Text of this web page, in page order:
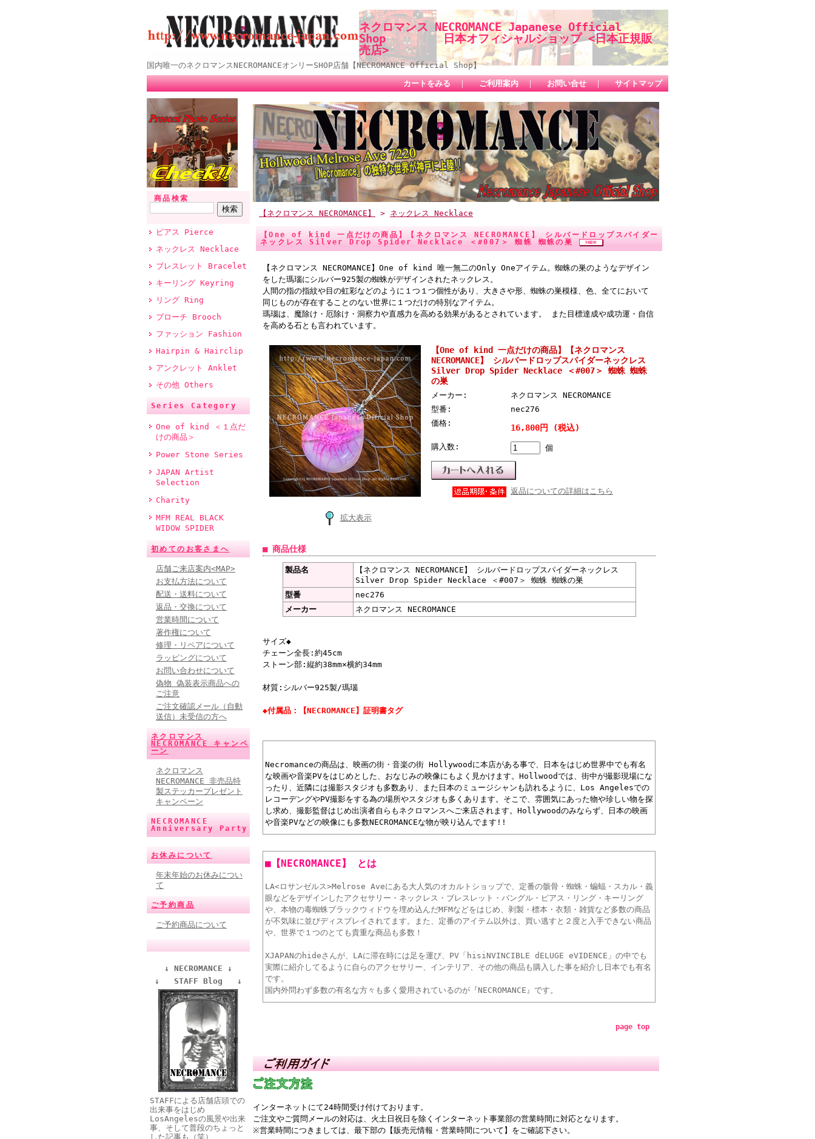
ネクロマンス NECROMANCE Japanese Official
Shop 日本オフィシャルショップ <日本正規販
売店>
国内唯一のネクロマンスNECROMANCEオンリーSHOP店舗【NECROMANCE Official Shop】
カートをみる ｜ ご利用案内 ｜ お問い合せ ｜ サイトマップ
商品検索
ピアス Pierce
ネックレス Necklace
ブレスレット Bracelet
キーリング Keyring
リング Ring
ブローチ Brooch
ファッション Fashion
Hairpin & Hairclip
アンクレット Anklet
その他 Others
Series Category
One of kind ＜１点だ
けの商品＞
Power Stone Series
JAPAN Artist
Selection
Charity
MFM REAL BLACK
WIDOW SPIDER
初めてのお客さまへ
店舗ご来店案内<MAP>
お支払方法について
配送・送料について
返品・交換について
営業時間について
著作権について
修理・リペアについて
ラッピングについて
お問い合わせについて
偽物 偽装表示商品への
ご注意
ご注文確認メール（自動
送信）未受信の方へ
ネクロマンス
NECROMANCE キャンペ
ーン
ネクロマンス
NECROMANCE 非売品特
製ステッカープレゼント
キャンペーン
NECROMANCE
Anniversary Party
お休みについて
年末年始のお休みについ
て
ご予約商品
ご予約商品について
↓ NECROMANCE ↓
↓ STAFF Blog ↓
STAFFによる店舗店頭での
出来事をはじめ
LosAngelesの風景や出来
事、そして普段のちょっと
した記事も（笑）
【ネクロマンス NECROMANCE】 > ネックレス Necklace
【One of kind 一点だけの商品】【ネクロマンス NECROMANCE】 シルバードロップスパイダー
ネックレス Silver Drop Spider Necklace ＜#007＞ 蜘蛛 蜘蛛の巣
【ネクロマンス NECROMANCE】One of kind 唯一無二のOnly Oneアイテム。蜘蛛の巣のようなデザイン
をした瑪瑙にシルバー925製の蜘蛛がデザインされたネックレス。
人間の指の指紋や目の虹彩などのように１つ１つ個性があり、大きさや形、蜘蛛の巣模様、色、全てにおいて
同じものが存在することのない世界に１つだけの特別なアイテム。
瑪瑙は、魔除け・厄除け・洞察力や直感力を高める効果があるとされています。 また目標達成や成功運・自信
を高める石とも言われています。
拡大表示
【One of kind 一点だけの商品】【ネクロマンス
NECROMANCE】 シルバードロップスパイダーネックレス
Silver Drop Spider Necklace ＜#007＞ 蜘蛛 蜘蛛
の巣
メーカー:
ネクロマンス NECROMANCE
型番:
nec276
価格:
16,800円 (税込)
購入数: 個
返品についての詳細はこちら
■ 商品仕様
製品名
【ネクロマンス NECROMANCE】 シルバードロップスパイダーネックレス
Silver Drop Spider Necklace ＜#007＞ 蜘蛛 蜘蛛の巣
型番
nec276
メーカー
ネクロマンス NECROMANCE
サイズ◆
チェーン全長:約45cm
ストーン部:縦約38mm×横約34mm
材質:シルバー925製/瑪瑙
◆付属品：【NECROMANCE】証明書タグ
Necromanceの商品は、映画の街・音楽の街 Hollywoodに本店がある事で、日本をはじめ世界中でも有名
な映画や音楽PVをはじめとした、おなじみの映像にもよく見かけます。Hollwoodでは、街中が撮影現場にな
ったり、近隣には撮影スタジオも多数あり、また日本のミュージシャンも訪れるように、Los Angelesでの
レコーデングやPV撮影をする為の場所やスタジオも多くあります。そこで、雰囲気にあった物や珍しい物を探
し求め、撮影監督はじめ出演者自らもネクロマンスへご来店されます。Hollywoodのみならず、日本の映画
や音楽PVなどの映像にも多数NECROMANCEな物が映り込んでます!!
■【NECROMANCE】 とは
LA<ロサンゼルス>Melrose Aveにある大人気のオカルトショップで、定番の骸骨・蜘蛛・蝙蝠・スカル・義
眼などをデザインしたアクセサリー・ネックレス・ブレスレット・バングル・ピアス・リング・キーリング
や、本物の毒蜘蛛ブラックウィドウを埋め込んだMFMなどをはじめ、剥製・標本・衣類・雑貨など多数の商品
が不気味に並びディスプレイされてます。また、定番のアイテム以外は、買い逃すと２度と入手できない商品
や、世界で１つのとても貴重な商品も多数！
XJAPANのhideさんが、LAに滞在時には足を運び、PV「hisiNVINCIBLE dELUGE eVIDENCE」の中でも
実際に紹介してるように自らのアクセサリー、インテリア、その他の商品も購入した事を紹介し日本でも有名
です。
国内外問わず多数の有名な方々も多く愛用されているのが『NECROMANCE』です。
page top
インターネットにて24時間受け付けております。
ご注文やご質問メールの対応は、火土日祝日を除くインターネット事業部の営業時間に対応となります。
※営業時間につきましては、最下部の【販売元情報・営業時間について】をご確認下さい。